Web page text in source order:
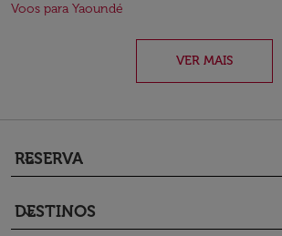
Voos para Yaoundé
VER MAIS
RESERVA
keyboard_arrow_down
DESTINOS
keyboard_arrow_down